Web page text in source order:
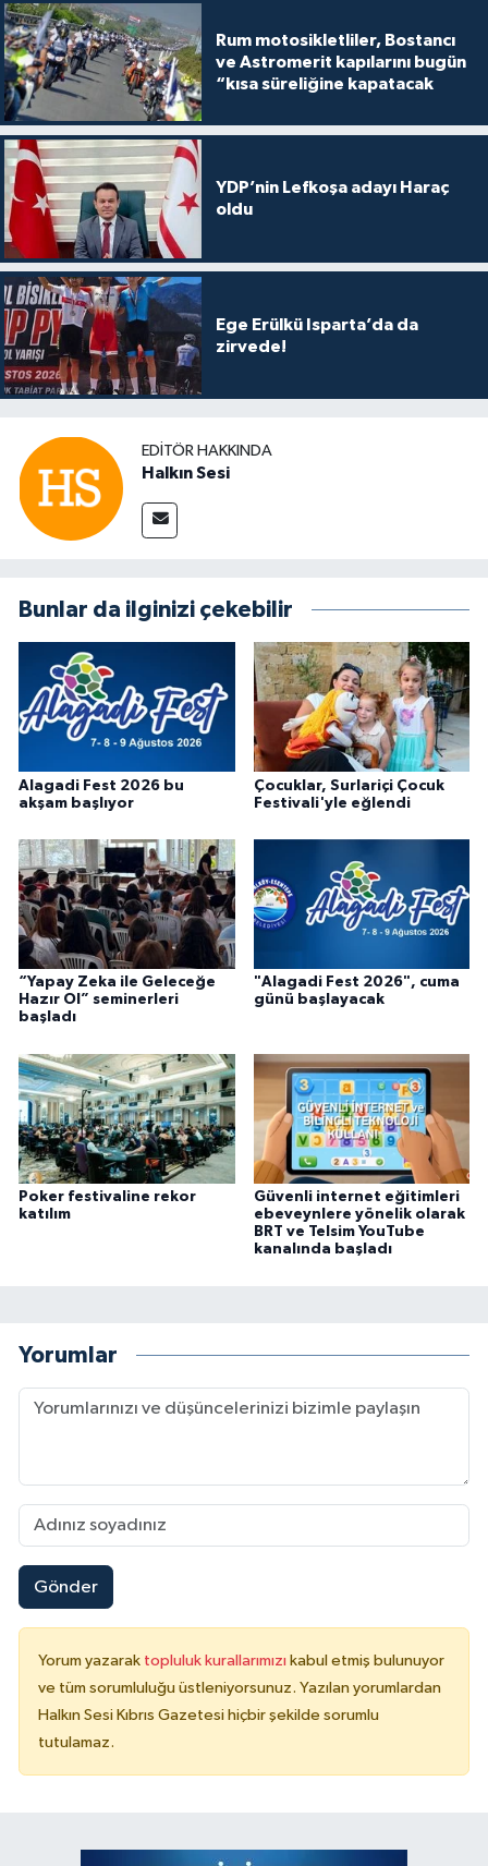
Rum motosikletliler, Bostancı
ve Astromerit kapılarını bugün
“kısa süreliğine kapatacak
YDP’nin Lefkoşa adayı Haraç
oldu
Ege Erülkü Isparta’da da
zirvede!
EDITÖR HAKKINDA
Halkın Sesi
Bunlar da ilginizi çekebilir
Alagadi Fest 2026 bu
akşam başlıyor
Çocuklar, Surlariçi Çocuk
Festivali'yle eğlendi
“Yapay Zeka ile Geleceğe
Hazır Ol” seminerleri
başladı
"Alagadi Fest 2026", cuma
günü başlayacak
Poker festivaline rekor
katılım
Güvenli internet eğitimleri
ebeveynlere yönelik olarak
BRT ve Telsim YouTube
kanalında başladı
Yorumlar
Gönder
Yorum yazarak topluluk kurallarımızı kabul etmiş bulunuyor
ve tüm sorumluluğu üstleniyorsunuz. Yazılan yorumlardan
Halkın Sesi Kıbrıs Gazetesi hiçbir şekilde sorumlu
tutulamaz.